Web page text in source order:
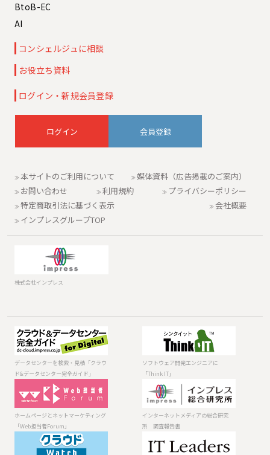
BtoB-EC
AI
コンシェルジュに相談
お役立ち資料
ログイン・新規会員登録
会員登録
本サイトのご利用について
媒体資料（広告掲載のご案内）
お問い合わせ
利用規約
プライバシーポリシー
特定商取引法に基づく表示
会社概要
インプレスグループTOP
株式会社インプレス
データセンター
を検索・見積
「クラウド&デー
タセンター完全
ソフトウェア開
発エンジニアに
「Think IT」
ホームページと
ネットマーケテ
ィング「Web担
当者Forum」
インターネット
メディアの総合
研究所 調査報
法人向けIT・ク
日本のITを変え
データセンターを検索・見積「クラウ
ド&データセンター完全ガイド」
ソフトウェア開発エンジニアに
「Think IT」
ホームページとネットマーケティング
「Web担当者Forum」
インターネットメディアの総合研究
所 調査報告書